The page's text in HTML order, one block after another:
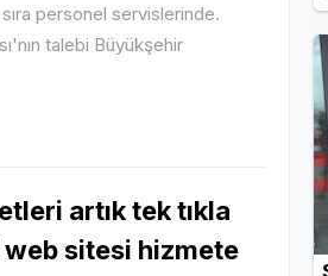
personel servislerinde.
talebi Büyükşehir
artık tek tıkla
web sitesi hizmete